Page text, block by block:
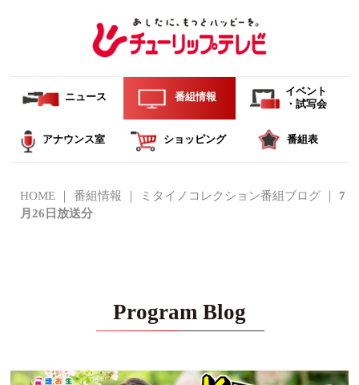
ニュース 番組情報
イベント
・試写会
アナウンス室 ショッピング 番組表
HOME 番組情報 ミタイノコレクション番組ブログ
7
月26日放送分
Program Blog